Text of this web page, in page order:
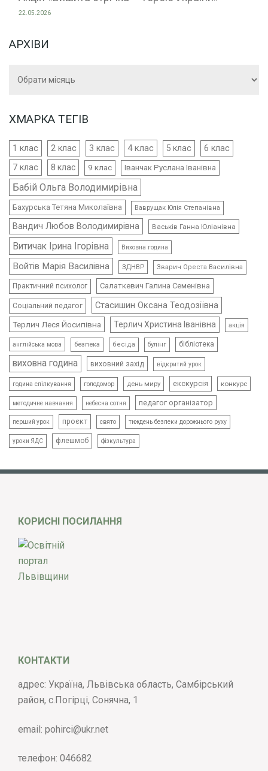
22.05.2026
АРХІВИ
ХМАРКА ТЕГІВ
1 клас 2 клас 3 клас 4 клас 5 клас 6 клас
7 клас 8 клас 9 клас Іванчак Руслана Іванівна
Бабій Ольга Володимирівна
Бахурська Тетяна Миколаївна Ваврущак Юлія Степанівна
Вандич Любов Володимирівна Васьків Ганна Юліанівна
Витичак Ірина Ігорівна Виховна година
Войтів Марія Василівна ЗДНВР Зварич Ореста Василівна
Практичний психолог Салаткевич Галина Семенівна
Соціальний педагог Стасишин Оксана Теодозіївна
Терлич Леся Йосипівна Терлич Христина Іванівна акція
англійська мова безпека бесіда булінг бібліотека
виховна година виховний захід відкритий урок
година спілкування голодомор день миру екскурсія конкурс
методичне навчання небесна сотня педагог організатор
перший урок проєкт свято тиждень безпеки дорожнього руху
уроки ЯДС флешмоб фізкультура
КОРИСНІ ПОСИЛАННЯ
КОНТАКТИ
адрес: Україна, Львівська область, Самбірський
район, с.Погірці, Сонячна, 1
email: pohirci@ukr.net
телефон: 046682